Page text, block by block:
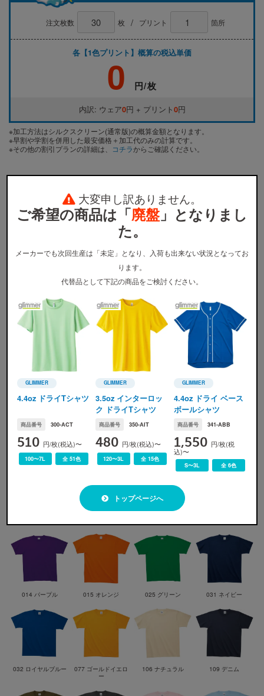
注文枚数 枚 / プリント 箇所
各【1色プリント】概算の税込単価
0 円/枚
内訳: ウェア0円 + プリント0円
※加工方法はシルクスクリーン(通常版)の概算金額となります。
※早割や学割を併用した最安価格＋加工代のみの計算です。
※その他の割引プランの詳細は、
コチラからご確認ください。
サイズ・カラー別料金表
サイズ 150～XL XXL
ウェア本体の税込価格です。プリント代金、送料などは含まれません。
割引適用価格は、早割と学割を併用した場合のウェア本体の単価となります。詳しくは 割引プラン
ら適用条件をご確認ください。
無地注文、バッグ・タオル・キャップ等は、割引の対象外です。
カラー展開
014 パープル 015 オレンジ 025 グリーン 031 ネイビー
032 ロイヤルブルー
077 ゴールドイエロ
ー
106 ナチュラル 109 デニム
大変申し訳ありません。
ご希望の商品は「廃盤」となりまし
た。
メーカーでも次回生産は「未定」となり、入荷も出来ない状況となってお
ります。
代替品として下記の商品をご検討ください。
GLIMMER
GLIMMER(グリマー)
4.4oz ドライTシャツ
商品番号 300-ACT
510 円/枚(税込)〜
100〜7L 全 51色
GLIMMER
GLIMMER(グリマー)
3.5oz インターロッ
ク ドライTシャツ
商品番号 350-AIT
480 円/枚(税込)〜
120〜3L 全 15色
GLIMMER
GLIMMER(グリマー)
4.4oz ドライ ベース
ボールシャツ
商品番号 341-ABB
1,550 円/枚(税
込)〜
S〜3L 全 6色
トップページへ